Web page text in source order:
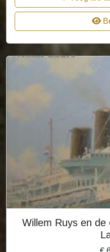
Willem Ruys en de